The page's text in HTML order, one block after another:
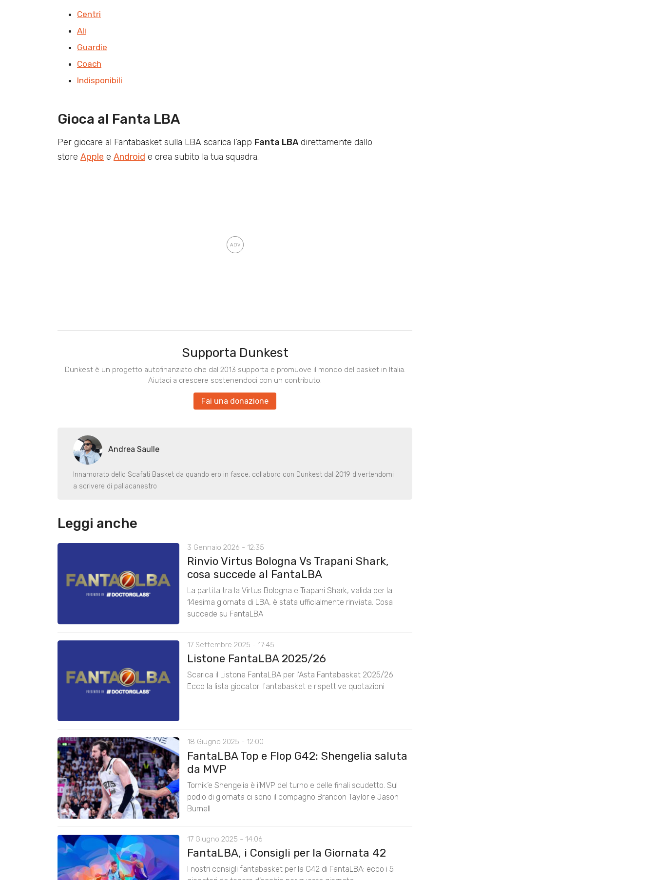
Centri
Ali
Guardie
Coach
Indisponibili
Gioca al Fanta LBA
Per giocare al Fantabasket sulla LBA scarica l’app Fanta LBAdirettamente dallo
store Apple e Android e crea subito la tua squadra.
Supporta Dunkest
Dunkest è un progetto autofinanziato che dal 2013 supporta e promuove il mondo del basket in Italia.
Aiutaci a crescere sostenendoci con un contributo.
Fai una donazione
Andrea Saulle
Innamorato dello Scafati Basket da quando ero in fasce, collaboro con Dunkest dal 2019 divertendomi
a scrivere di pallacanestro
Leggi anche
3 Gennaio 2026 - 12:35
Rinvio Virtus Bologna Vs Trapani Shark,
cosa succede al FantaLBA
La partita tra la Virtus Bologna e Trapani Shark, valida per la
14esima giornata di LBA, è stata ufficialmente rinviata. Cosa
succede su FantaLBA
17 Settembre 2025 - 17:45
Listone FantaLBA 2025/26
Scarica il Listone FantaLBA per l’Asta Fantabasket 2025/26.
Ecco la lista giocatori fantabasket e rispettive quotazioni
18 Giugno 2025 - 12:00
FantaLBA Top e Flop G42: Shengelia saluta
da MVP
Tornik’e Shengelia è i’MVP del turno e delle finali scudetto. Sul
podio di giornata ci sono il compagno Brandon Taylor e Jason
Burnell
17 Giugno 2025 - 14:06
FantaLBA, i Consigli per la Giornata 42
I nostri consigli fantabasket per la G42 di FantaLBA: ecco i 5